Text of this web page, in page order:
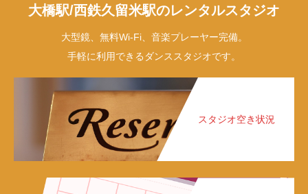
大橋駅/西鉄久留米駅のレンタルスタジオ
大型鏡、無料Wi-Fi、音楽プレーヤー完備。
手軽に利用できるダンススタジオです。
スタジオ空き状況